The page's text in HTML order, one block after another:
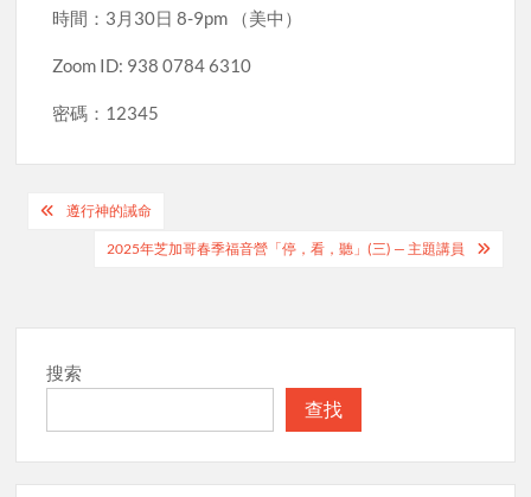
時間：3月30日 8-9pm （美中）
Zoom ID: 938 0784 6310
密碼：12345
Post
navigation
遵行神的誡命
2025年芝加哥春季福音營「停，看，聽」(三) — 主題講員
搜索
查找